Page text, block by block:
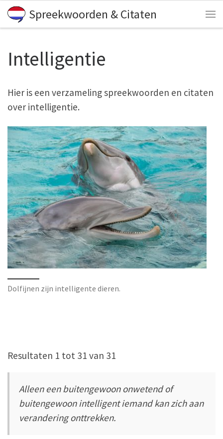
Skip to content
Spreekwoorden & Citaten
Intelligentie
Hier is een verzameling spreekwoorden en citaten
over intelligentie.
Dolfijnen zijn intelligente dieren.
Resultaten 1 tot 31 van 31
Alleen een buitengewoon onwetend of
buitengewoon intelligent iemand kan zich aan
verandering onttrekken.